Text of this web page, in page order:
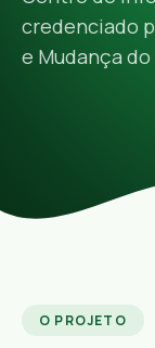
credenciado
e Mudança
O PROJETO